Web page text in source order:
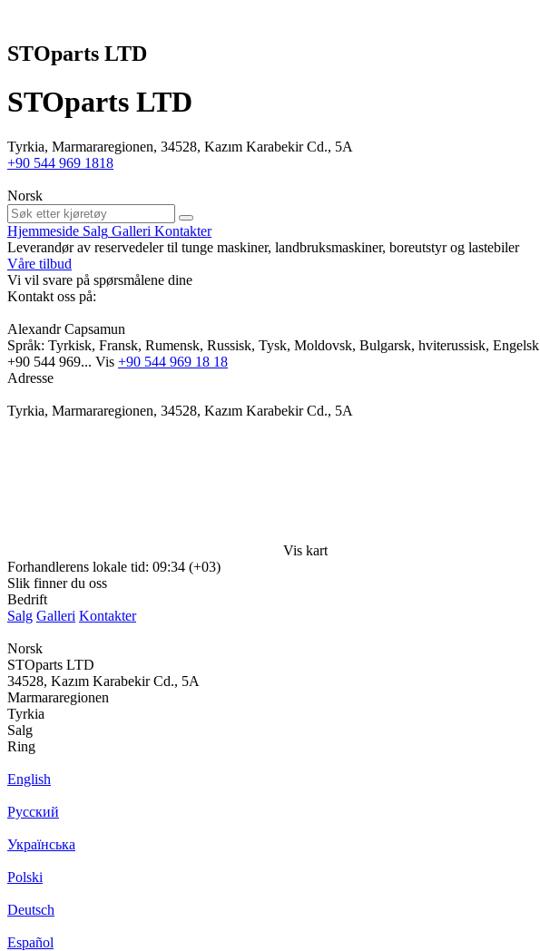
STOparts LTD
STOparts LTD
Tyrkia, Marmararegionen, 34528, Kazım Karabekir Cd., 5A
+90 544 969 1818
Norsk
Hjemmeside Salg Galleri Kontakter
Leverandør av reservedeler til tunge maskiner, landbruksmaskiner, boreutstyr og lastebiler
Våre tilbud
Vi vil svare på spørsmålene dine
Kontakt oss på:
Alexandr Capsamun
Språk: Tyrkisk, Fransk, Rumensk, Russisk, Tysk, Moldovsk, Bulgarsk, hviterussisk, Engelsk
+90 544 969... Vis +90 544 969 18 18
Adresse
Tyrkia, Marmararegionen, 34528, Kazım Karabekir Cd., 5A
Vis kart
Forhandlerens lokale tid: 09:34 (+03)
Slik finner du oss
Bedrift
Salg Galleri Kontakter
Norsk
STOparts LTD
34528, Kazım Karabekir Cd., 5A
Marmararegionen
Tyrkia
Salg
Ring
English
Русский
Українська
Polski
Deutsch
Español